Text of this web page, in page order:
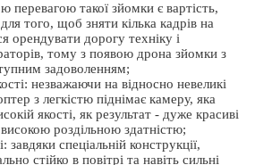
перевагою такої зйомки є вартість,
того, щоб зняти кілька кадрів на
орендувати дорогу техніку і
тому з появою дрона зйомки з
задоволенням;
незважаючи на відносно невеликі
з легкістю піднімає камеру, яка
якості, як результат - дуже красиві
роздільною здатністю;
завдяки спеціальній конструкції,
стійко в повітрі та навіть сильні